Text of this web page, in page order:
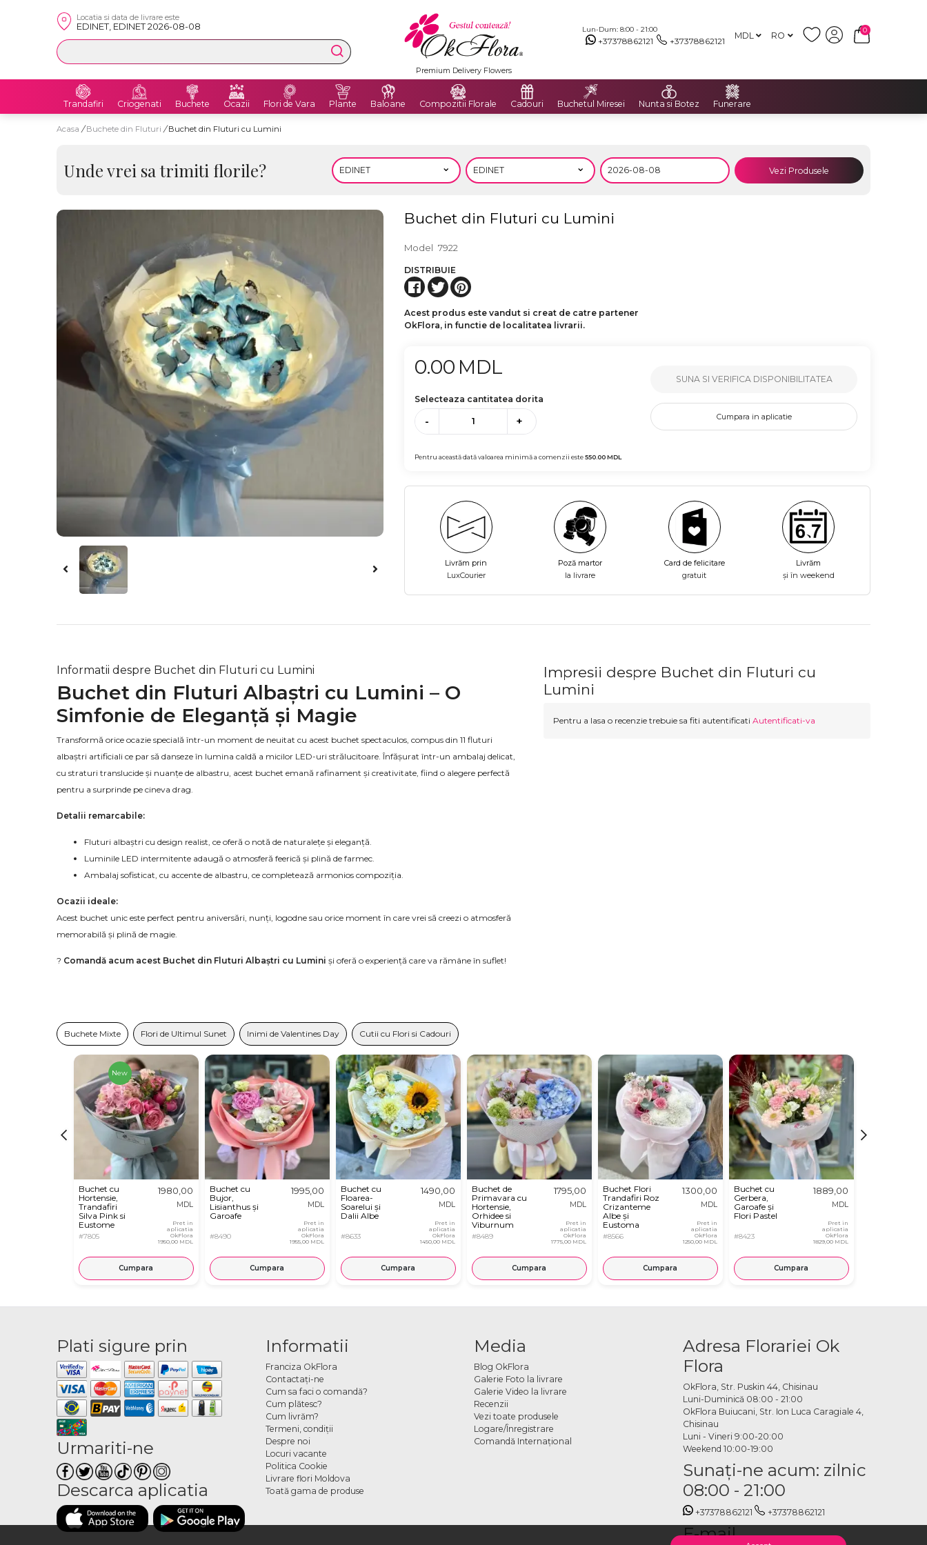
Locatia si data de livrare este
EDINET, EDINET 2026-08-08 Lun-Dum: 8:00 - 21:00
+37378862121 +37378862121 MDL RO
0
Livrăm flori în Moldova și România
Trandafiri Criogenati Buchete Ocazii Flori de Vara Plante Baloane Compozitii Florale Cadouri Buchetul Miresei Nunta si Botez Funerare
Acasa / Buchete din Fluturi / Buchet din Fluturi cu Lumini
Unde vrei sa trimiti florile? Vezi Produsele
Buchet din Fluturi cu Lumini
Model 7922
DISTRIBUIE
Acest produs este vandut si creat de catre partener
OkFlora, in functie de localitatea livrarii.
0.00 MDL
Selecteaza cantitatea dorita
- +
Pentru această dată valoarea minimă a comenzii este550.00MDL
SUNA SI VERIFICA DISPONIBILITATEA
Cumpara in aplicatie
Livrăm prin
LuxCourier
Poză martor
la livrare
Card de felicitare
gratuit
Livrăm
și în weekend
Informatii despre Buchet din Fluturi cu Lumini
Buchet din Fluturi Albaștri cu Lumini – O
Simfonie de Eleganță și Magie
Transformă orice ocazie specială într-un moment de neuitat cu acest buchet spectaculos, compus din 11 fluturi
albaștri artificiali ce par să danseze în lumina caldă a micilor LED-uri strălucitoare. Înfășurat într-un ambalaj delicat,
cu straturi translucide și nuanțe de albastru, acest buchet emană rafinament și creativitate, fiind o alegere perfectă
pentru a surprinde pe cineva drag.
Detalii remarcabile:
Fluturi albaștri cu design realist, ce oferă o notă de naturalețe și eleganță.
Luminile LED intermitente adaugă o atmosferă feerică și plină de farmec.
Ambalaj sofisticat, cu accente de albastru, ce completează armonios compoziția.
Ocazii ideale:
Acest buchet unic este perfect pentru aniversări, nunți, logodne sau orice moment în care vrei să creezi o atmosferă
memorabilă și plină de magie.
? Comandă acum acest Buchet din Fluturi Albaștri cu Lumini și oferă o experiență care va rămâne în suflet!
Impresii despre Buchet din Fluturi cu
Lumini
Pentru a lasa o recenzie trebuie sa fiti autentificati Autentificati-va
Buchete Mixte Flori de Ultimul Sunet Inimi de Valentines Day Cutii cu Flori si Cadouri
New
Buchet cu
Hortensie,
Trandafiri
Silva Pink si
Eustome
#7805
1980,00
MDL
Pret in
aplicatia
OkFlora
1950,00 MDL
Cumpara
Buchet cu
Bujor,
Lisianthus și
Garoafe
#8490
1995,00
MDL
Pret in
aplicatia
OkFlora
1955,00 MDL
Cumpara
Buchet cu
Floarea-
Soarelui și
Dalii Albe
#8633
1490,00
MDL
Pret in
aplicatia
OkFlora
1450,00 MDL
Cumpara
Buchet de
Primavara cu
Hortensie,
Orhidee si
Viburnum
#8489
1795,00
MDL
Pret in
aplicatia
OkFlora
1775,00 MDL
Cumpara
Buchet Flori
Trandafiri Roz
Crizanteme
Albe și
Eustoma
#8566
1300,00
MDL
Pret in
aplicatia
OkFlora
1250,00 MDL
Cumpara
Buchet cu
Gerbera,
Garoafe și
Flori Pastel
#8423
1889,00
MDL
Pret in
aplicatia
OkFlora
1829,00 MDL
Cumpara
Plati sigure prin
Urmariti-ne
Descarca aplicatia
Informatii
Franciza OkFlora
Contactaţi-ne
Cum sa faci o comandă?
Cum plătesc?
Cum livrăm?
Termeni, condiţii
Despre noi
Locuri vacante
Politica Cookie
Livrare flori Moldova
Toată gama de produse
Media
Blog OkFlora
Galerie Foto la livrare
Galerie Video la livrare
Recenzii
Vezi toate produsele
Logare/Înregistrare
Comandă Internațional
Adresa Florariei Ok
Flora
OkFlora, Str. Puskin 44, Chisinau
Luni-Duminică 08:00 - 21:00
OkFlora Buiucani, Str. Ion Luca Caragiale 4,
Chisinau
Luni - Vineri 9:00-20:00
Weekend 10:00-19:00
Sunaţi-ne acum: zilnic
08:00 - 21:00
+37378862121 +37378862121
E-mail